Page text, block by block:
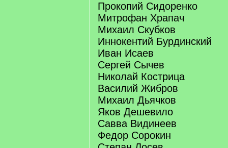
Прокопий Сидоренко
Митрофан Храпач
Михаил Скубков
Иннокентий Бурдинский
Иван Исаев
Сергей Сычев
Николай Кострица
Василий Жибров
Михаил Дьячков
Яков Дешевило
Савва Видинеев
Федор Сорокин